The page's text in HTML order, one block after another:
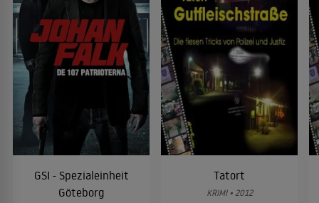
GSI - Spezialeinheit
Göteborg
Tatort
KRIMI • 2012